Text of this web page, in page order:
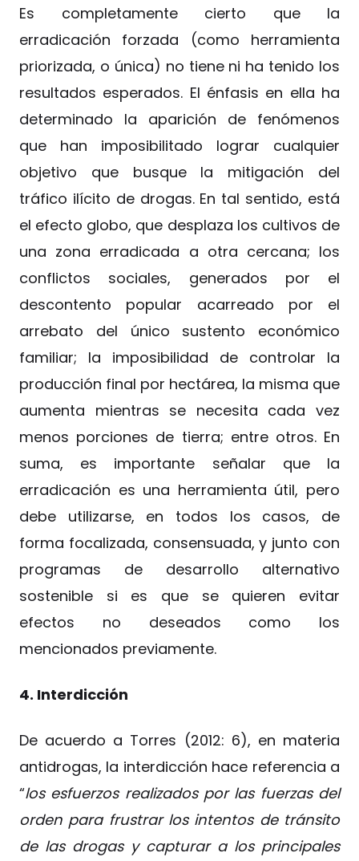
Es completamente cierto que la
erradicación forzada (como herramienta
priorizada, o única) no tiene ni ha tenido los
resultados esperados. El énfasis en ella ha
determinado la aparición de fenómenos
que han imposibilitado lograr cualquier
objetivo que busque la mitigación del
tráfico ilícito de drogas. En tal sentido, está
el efecto globo, que desplaza los cultivos de
una zona erradicada a otra cercana; los
conflictos sociales, generados por el
descontento popular acarreado por el
arrebato del único sustento económico
familiar; la imposibilidad de controlar la
producción final por hectárea, la misma que
aumenta mientras se necesita cada vez
menos porciones de tierra; entre otros. En
suma, es importante señalar que la
erradicación es una herramienta útil, pero
debe utilizarse, en todos los casos, de
forma focalizada, consensuada, y junto con
programas de desarrollo alternativo
sostenible si es que se quieren evitar
efectos no deseados como los
mencionados previamente.
4. Interdicción
De acuerdo a Torres (2012: 6), en materia
antidrogas, la interdicción hace referencia a
“los esfuerzos realizados por las fuerzas del
orden para frustrar los intentos de tránsito
de las drogas y capturar a los principales